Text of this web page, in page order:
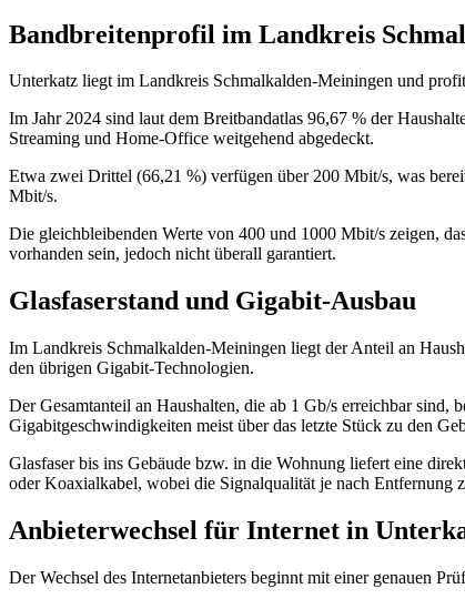
Bandbreitenprofil im Landkreis
Unterkatz liegt im Landkreis Schmalkalden‑Meiningen und
Im Jahr 2024 sind laut dem Breitbandatlas 96,67 % der
Streaming und Home‑Office weitgehend abgedeckt.
Etwa zwei Drittel (66,21 %) verfügen über 200 Mbit/s, was
Mbit/s.
Die gleichbleibenden Werte von 400 und 1000 Mbit/s zeigen,
vorhanden sein, jedoch nicht überall garantiert.
Glasfaserstand und Gigabit-Ausbau
Im Landkreis Schmalkalden‑Meiningen liegt der Anteil an
den übrigen Gigabit-Technologien.
Der Gesamtanteil an Haushalten, die ab 1 Gb/s erreichbar
Gigabitgeschwindigkeiten meist über das letzte Stück zu den
Glasfaser bis ins Gebäude bzw. in die Wohnung liefert eine
oder Koaxialkabel, wobei die Signalqualität je nach Entfernung
Anbieterwechsel für Internet in
Der Wechsel des Internetanbieters beginnt mit einer genauen